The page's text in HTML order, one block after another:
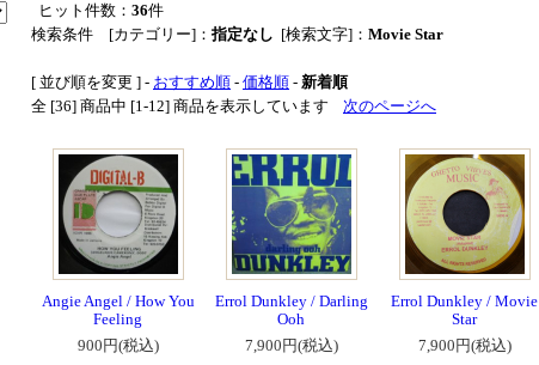
ヒット件数： 36件
検索条件 [カテゴリー]： 指定なし [検索文字]： Movie Star
[ 並び順を変更 ] - おすすめ順 - 価格順 - 新着順
全 [36] 商品中 [1-12] 商品を表示しています 次のページへ
Angie Angel / How You
Feeling
900円(税込)
Errol Dunkley / Darling
Ooh
7,900円(税込)
Errol Dunkley / Movie
Star
7,900円(税込)